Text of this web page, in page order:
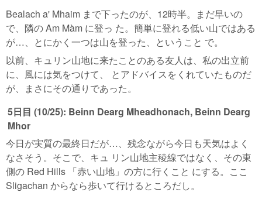
Bealach a' Mhaim まで下ったのが、12時半。まだ早いの
で、隣の Am Màm に登っ た。簡単に登れる低い山ではある
が…、とにかく一つは山を登った、ということ で。
以前、キュリン山地に来たことのある友人は、私の出立前
に、風には気をつけて、 とアドバイスをくれていたものだ
が、まさにその通りであった。
5日目 (10/25): Beinn Dearg Mheadhonach, Beinn Dearg
Mhor
今日が実質の最終日だが…、残念ながら今日も天気はよく
なさそう。そこで、キュ リン山地主稜線ではなく、その東
側の Red Hills 「赤い山地」の方に行くこと にする。ここ
Sligachan からなら歩いて行けるところだし。